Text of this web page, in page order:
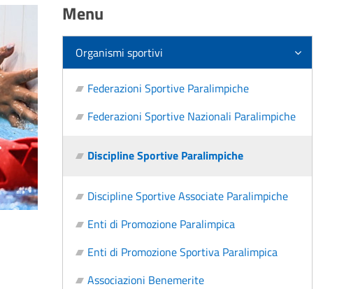
Menu
Organismi sportivi
Federazioni Sportive Paralimpiche
Federazioni Sportive Nazionali Paralimpiche
Discipline Sportive Paralimpiche
Discipline Sportive Associate Paralimpiche
Enti di Promozione Paralimpica
Enti di Promozione Sportiva Paralimpica
Associazioni Benemerite